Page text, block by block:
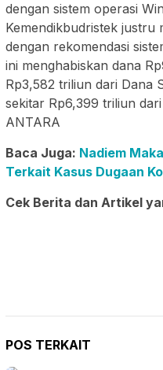
dengan sistem operasi
Kemendikbudristek justru
dengan rekomendasi
ini menghabiskan dana
Rp3,582 triliun dari Dana
sekitar Rp6,399 triliun
ANTARA
Baca Juga: Nadiem
Terkait Kasus Dugaan
Cek Berita dan Artikel
POS TERKAIT